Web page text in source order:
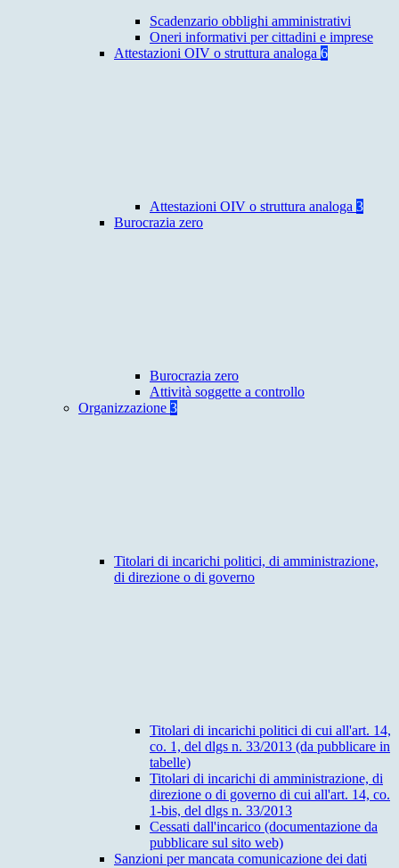
Scadenzario obblighi amministrativi
Oneri informativi per cittadini e imprese
Attestazioni OIV o struttura analoga 6
Attestazioni OIV o struttura analoga 3
Burocrazia zero
Burocrazia zero
Attività soggette a controllo
Organizzazione 3
Titolari di incarichi politici, di amministrazione,
di direzione o di governo
Titolari di incarichi politici di cui all'art. 14,
co. 1, del dlgs n. 33/2013 (da pubblicare in
tabelle)
Titolari di incarichi di amministrazione, di
direzione o di governo di cui all'art. 14, co.
1-bis, del dlgs n. 33/2013
Cessati dall'incarico (documentazione da
pubblicare sul sito web)
Sanzioni per mancata comunicazione dei dati